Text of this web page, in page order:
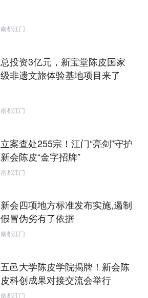
南都江门
总投资3亿元，新宝堂陈皮国家
级非遗文旅体验基地项目来了
南都江门
立案查处255宗！江门“亮剑”守护
新会陈皮“金字招牌”
南都江门
新会四项地方标准发布实施,遏制
假冒伪劣有了依据
南都江门
五邑大学陈皮学院揭牌！新会陈
皮科创成果对接交流会举行
南都江门